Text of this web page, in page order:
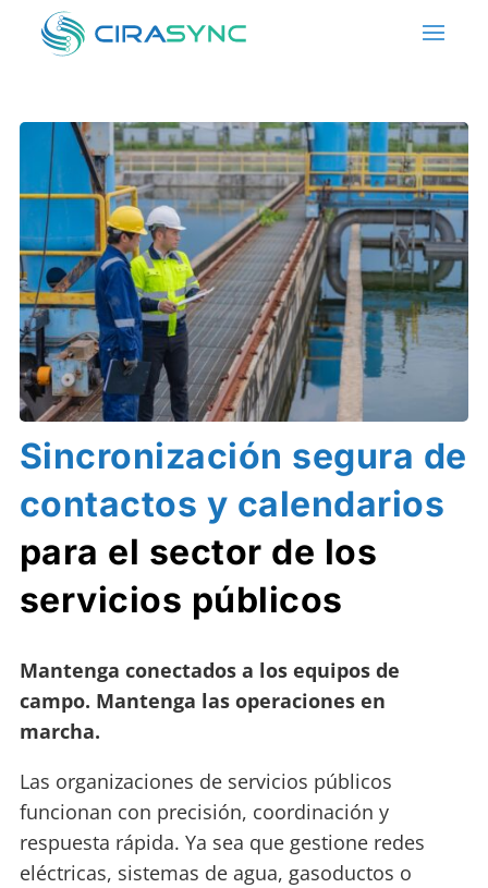
Sincronización segura de
contactos y calendarios
para el sector de los
servicios públicos
Mantenga conectados a los equipos de
campo. Mantenga las operaciones en
marcha.
Las organizaciones de servicios públicos
funcionan con precisión, coordinación y
respuesta rápida. Ya sea que gestione redes
eléctricas, sistemas de agua, gasoductos o